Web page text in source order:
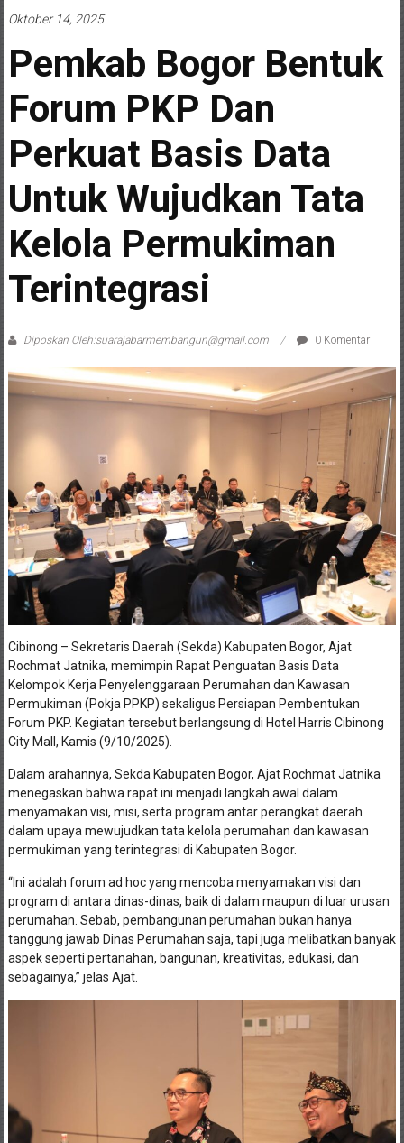
Oktober 14, 2025
Pemkab Bogor Bentuk
Forum PKP Dan
Perkuat Basis Data
Untuk Wujudkan Tata
Kelola Permukiman
Terintegrasi
Diposkan Oleh:suarajabarmembangun@gmail.com 0 Komentar
Cibinong – Sekretaris Daerah (Sekda) Kabupaten Bogor, Ajat
Rochmat Jatnika, memimpin Rapat Penguatan Basis Data
Kelompok Kerja Penyelenggaraan Perumahan dan Kawasan
Permukiman (Pokja PPKP) sekaligus Persiapan Pembentukan
Forum PKP. Kegiatan tersebut berlangsung di Hotel Harris Cibinong
City Mall, Kamis (9/10/2025).
Dalam arahannya, Sekda Kabupaten Bogor, Ajat Rochmat Jatnika
menegaskan bahwa rapat ini menjadi langkah awal dalam
menyamakan visi, misi, serta program antar perangkat daerah
dalam upaya mewujudkan tata kelola perumahan dan kawasan
permukiman yang terintegrasi di Kabupaten Bogor.
“Ini adalah forum ad hoc yang mencoba menyamakan visi dan
program di antara dinas-dinas, baik di dalam maupun di luar urusan
perumahan. Sebab, pembangunan perumahan bukan hanya
tanggung jawab Dinas Perumahan saja, tapi juga melibatkan banyak
aspek seperti pertanahan, bangunan, kreativitas, edukasi, dan
sebagainya,” jelas Ajat.